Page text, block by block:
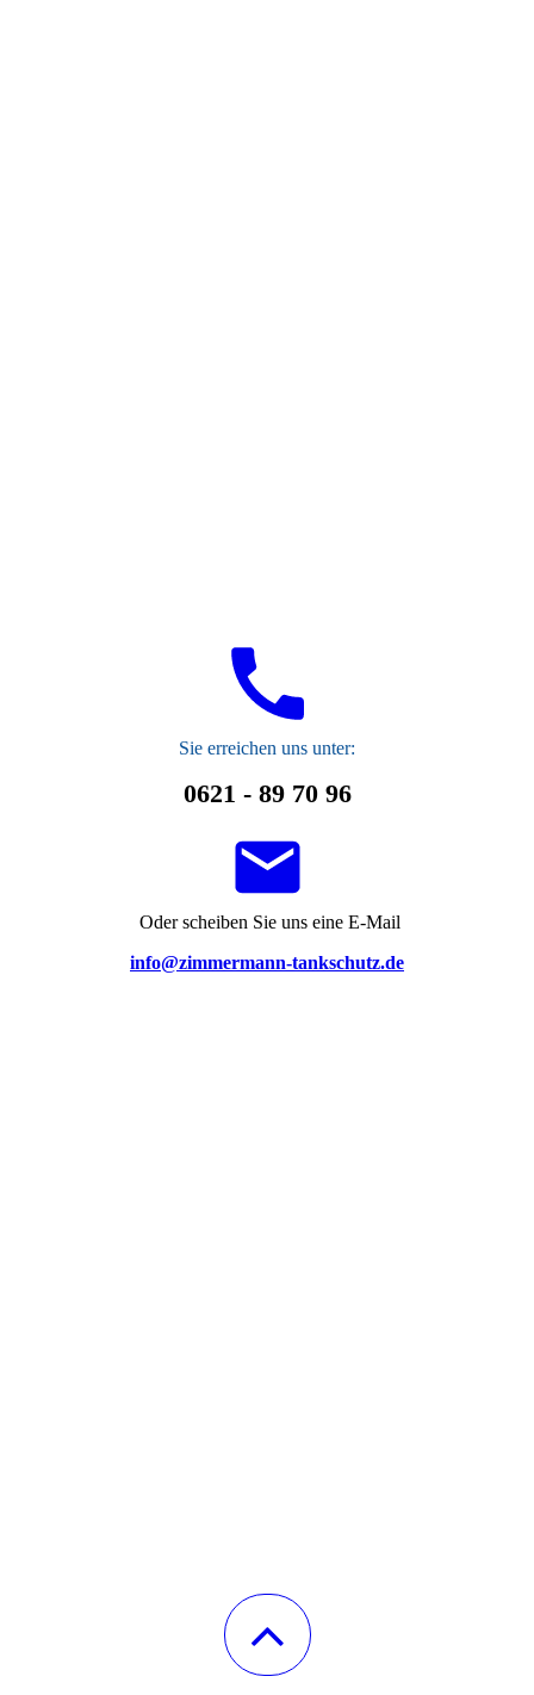
Sie erreichen uns unter:
0621 - 89 70 96
Oder scheiben Sie uns eine E-Mail
info@zimmermann-tankschutz.de